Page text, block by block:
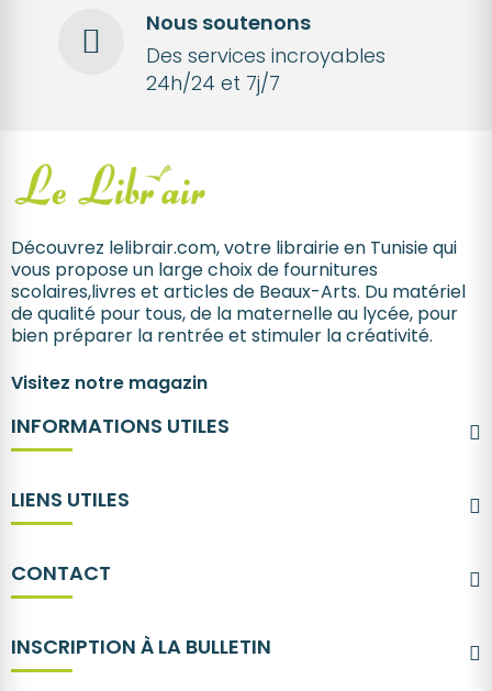
Nous soutenons
Des services incroyables
24h/24 et 7j/7
Découvrez lelibrair.com, votre librairie en Tunisie qui
vous propose un large choix de fournitures
scolaires,livres et articles de Beaux-Arts. Du matériel
de qualité pour tous, de la maternelle au lycée, pour
bien préparer la rentrée et stimuler la créativité.
Visitez notre magazin
INFORMATIONS UTILES
LIENS UTILES
CONTACT
INSCRIPTION À LA BULLETIN